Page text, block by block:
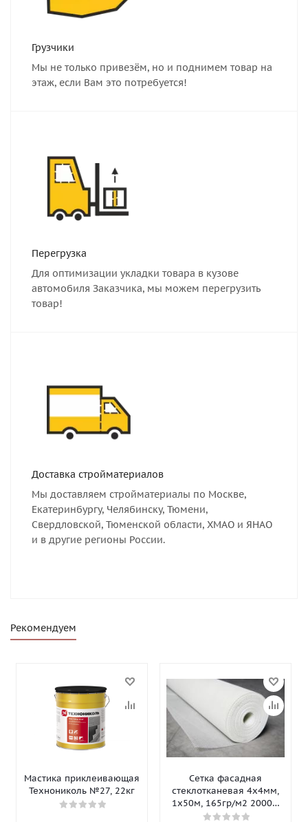
Грузчики
Мы не только привезём, но и поднимем товар на
этаж, если Вам это потребуется!
Перегрузка
Для оптимизации укладки товара в кузове
автомобиля Заказчика, мы можем перегрузить
товар!
Доставка стройматериалов
Мы доставляем стройматериалы по Москве,
Екатеринбургу, Челябинску, Тюмени,
Свердловской, Тюменской области, ХМАО и ЯНАО
и в другие регионы России.
Рекомендуем
Мастика приклеивающая
Технониколь №27, 22кг
Сетка фасадная
стеклотканевая 4х4мм,
1х50м, 165гр/м2 2000Н
Isomax-165